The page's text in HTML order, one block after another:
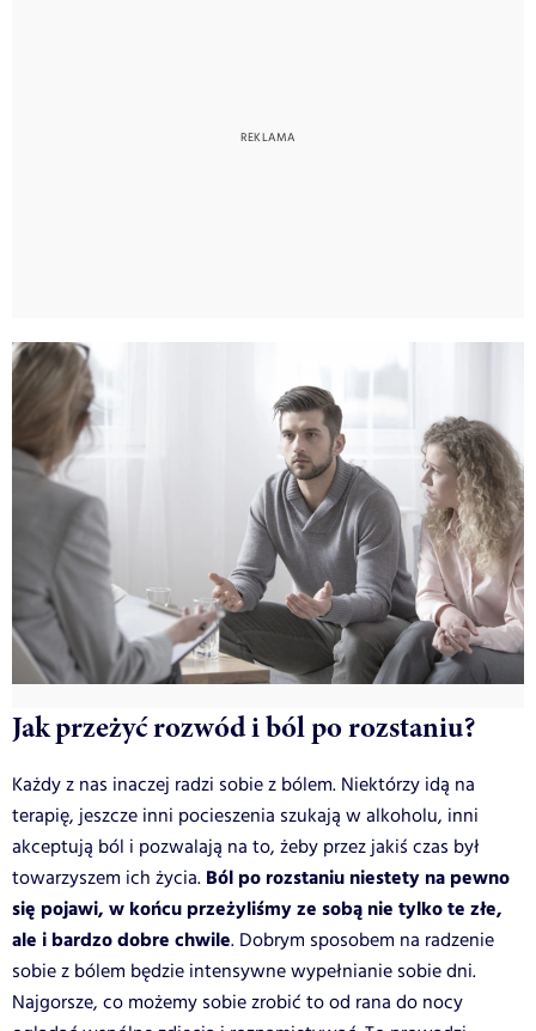
Jak przeżyć rozwód i ból po rozstaniu?
Każdy z nas inaczej radzi sobie z bólem. Niektórzy idą na
terapię, jeszcze inni pocieszenia szukają w alkoholu, inni
akceptują ból i pozwalają na to, żeby przez jakiś czas był
towarzyszem ich życia. Ból po rozstaniu niestety na pewno
się pojawi, w końcu przeżyliśmy ze sobą nie tylko te złe,
ale i bardzo dobre chwile. Dobrym sposobem na radzenie
sobie z bólem będzie intensywne wypełnianie sobie dni.
Najgorsze, co możemy sobie zrobić to od rana do nocy